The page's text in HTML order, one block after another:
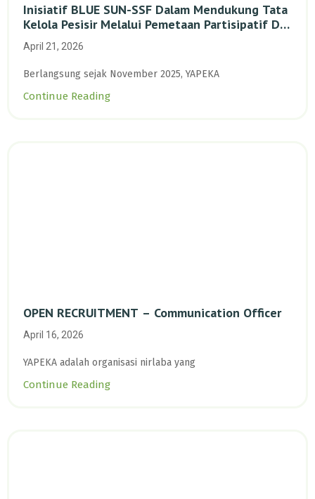
Inisiatif BLUE SUN-SSF Dalam Mendukung Tata
Kelola Pesisir Melalui Pemetaan Partisipatif Di
Enam Desa Kepulauan Riau
April 21, 2026
Berlangsung sejak November 2025, YAPEKA
Continue Reading
OPEN RECRUITMENT – Communication Officer
April 16, 2026
YAPEKA adalah organisasi nirlaba yang
Continue Reading